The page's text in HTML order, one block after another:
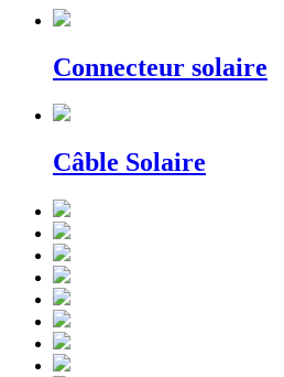
Connecteur solaire
Câble Solaire